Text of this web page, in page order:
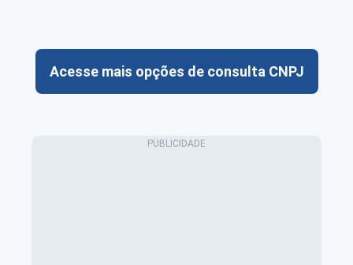
Acesse mais opções de consulta CNPJ